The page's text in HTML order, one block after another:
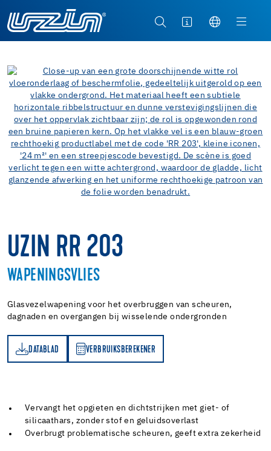
UZIN RR 203
WAPENINGSVLIES
Glasvezelwapening voor het overbruggen van scheuren,
dagnaden en overgangen bij wisselende ondergronden
DATABLAD VERBRUIKSBEREKENER
Vervangt het opgieten en dichtstrijken met giet- of
silicaathars, zonder stof en geluidsoverlast
Overbrugt problematische scheuren, geeft extra zekerheid